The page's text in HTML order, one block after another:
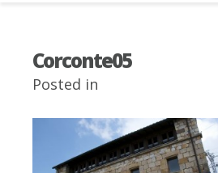
Corconte05
Posted in